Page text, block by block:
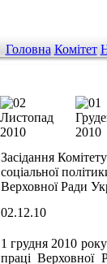
Головна Комітет
Засідання
соціальної
Верховної Ради
02.12.10
1 грудня 2010
праці Верховної